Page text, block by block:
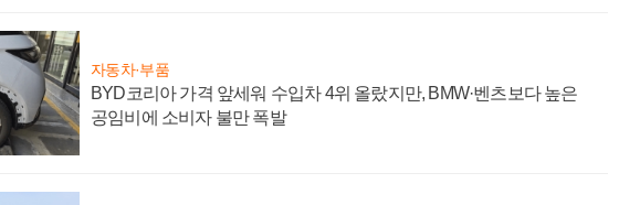
자동차·부품
BYD코리아 가격 앞세워 수입차 4위 올랐지만, BMW·벤츠보다 높은
공임비에 소비자 불만 폭발